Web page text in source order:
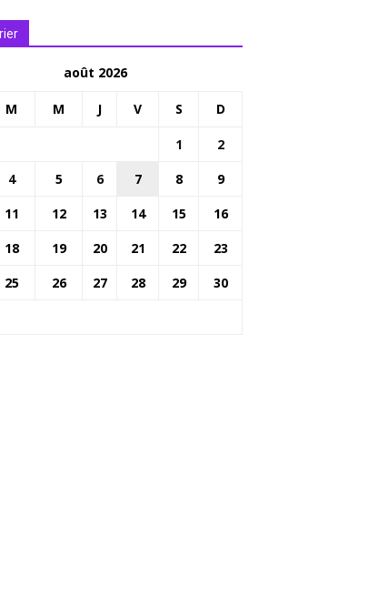
août 2026
M M J V S D
1
2
4 5 6 7 8
9
11 12 13 14 15
16
18 19 20 21 22
23
25 26 27 28 29
30